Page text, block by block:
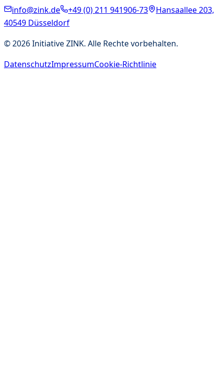
info@zink.de
+49 (0) 211 941906-73
Hansaallee 203,
40549 Düsseldorf
©2026Initiative ZINK. Alle Rechte vorbehalten.
DatenschutzImpressumCookie-Richtlinie